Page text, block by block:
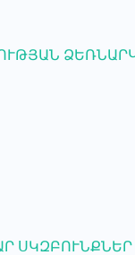
ՍԿԶԲՈՒՆՔՆԵՐ